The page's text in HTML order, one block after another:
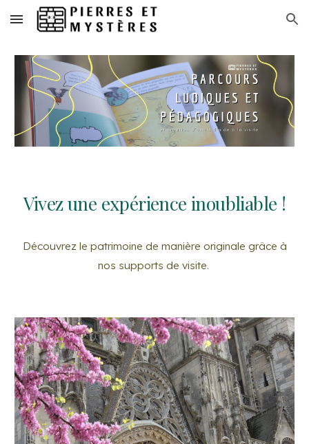
Skip to main content Skip to navigation
Vivez une expérience inoubliable !
Découvrez le patrimoine de manière originale grâce à
nos supports de visite.